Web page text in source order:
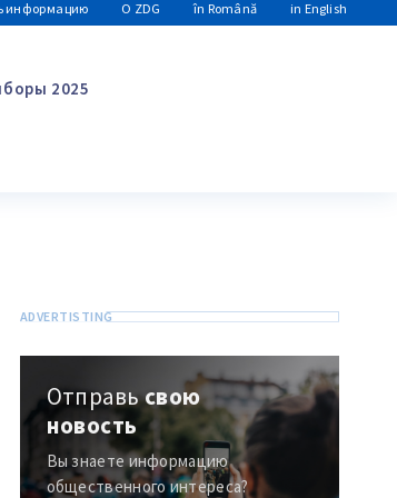
информацию О ZDG în Română in English
Отправьсвою
новость
Вы знаете информацию
общественного интереса?